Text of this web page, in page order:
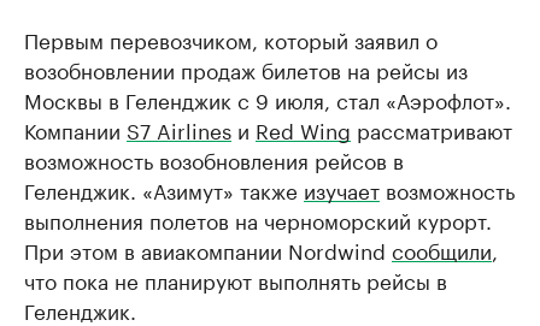
Первым перевозчиком, который заявил о
возобновлении продаж билетов на рейсы из
Москвы в Геленджик с 9 июля, стал «Аэрофлот».
Компании S7 Airlines и Red Wing рассматривают
возможность возобновления рейсов в
Геленджик. «Азимут» также изучает возможность
выполнения полетов на черноморский курорт.
При этом в авиакомпании Nordwind сообщили
что пока не планируют выполнять рейсы в
Геленджик.